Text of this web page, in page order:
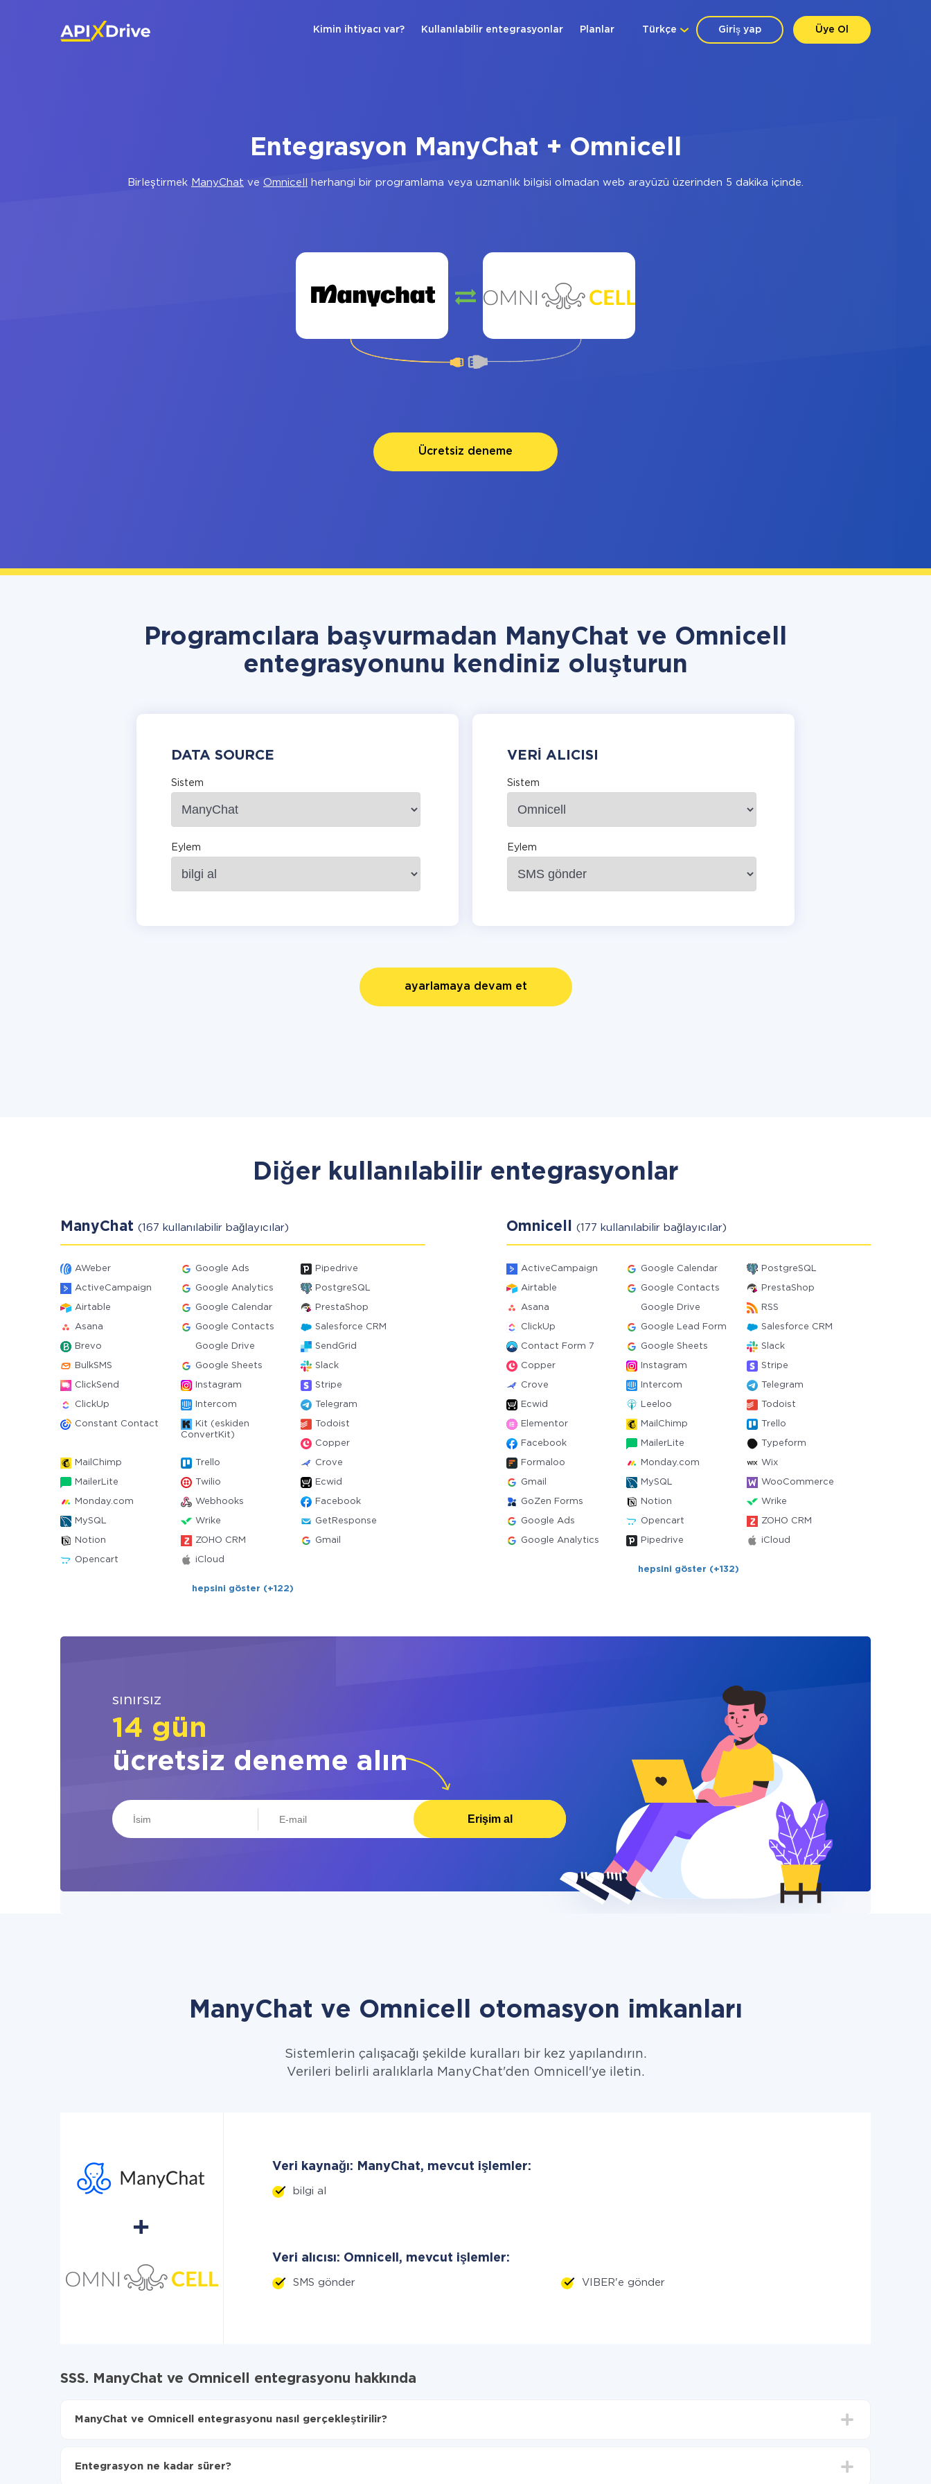
Giriş yap Üye Ol
Türkçe
Kimin ihtiyacı var? Kullanılabilir entegrasyonlar Planlar
Entegrasyon ManyChat + Omnicell
Birleştirmek ManyChat ve Omnicell herhangi bir programlama veya uzmanlık bilgisi olmadan web arayüzü üzerinden 5 dakika içinde.
Ücretsiz deneme
Programcılara başvurmadan ManyChat ve Omnicell
entegrasyonunu kendiniz oluşturun
DATA SOURCE
Sistem
Eylem
VERI ALICISI
Sistem
Eylem
ayarlamaya devam et
Diğer kullanılabilir entegrasyonlar
ManyChat (167 kullanılabilir bağlayıcılar)
AWeber Google Ads Pipedrive
ActiveCampaign Google Analytics PostgreSQL
Airtable Google Calendar PrestaShop
Asana Google Contacts Salesforce CRM
Brevo Google Drive SendGrid
BulkSMS Google Sheets Slack
ClickSend Instagram Stripe
ClickUp Intercom Telegram
Constant Contact
Kit (eskiden
ConvertKit)
Todoist
Copper
MailChimp Trello Crove
MailerLite Twilio Ecwid
Monday.com Webhooks Facebook
MySQL Wrike GetResponse
Notion ZOHO CRM Gmail
Opencart iCloud
hepsini göster (+122)
Omnicell (177 kullanılabilir bağlayıcılar)
ActiveCampaign Google Calendar PostgreSQL
Airtable Google Contacts PrestaShop
Asana Google Drive RSS
ClickUp Google Lead Form Salesforce CRM
Contact Form 7 Google Sheets Slack
Copper Instagram Stripe
Crove Intercom Telegram
Ecwid Leeloo Todoist
Elementor MailChimp Trello
Facebook MailerLite Typeform
Formaloo Monday.com Wix
Gmail MySQL WooCommerce
GoZen Forms Notion Wrike
Google Ads Opencart ZOHO CRM
Google Analytics Pipedrive iCloud
hepsini göster (+132)
sınırsız
14 gün
ücretsiz deneme alın
Erişim al
ManyChat ve Omnicell otomasyon imkanları
Sistemlerin çalışacağı şekilde kuralları bir kez yapılandırın.
Verileri belirli aralıklarla ManyChat'den Omnicell'ye iletin.
Veri kaynağı: ManyChat, mevcut işlemler:
bilgi al
Veri alıcısı: Omnicell, mevcut işlemler:
SMS gönder VIBER'e gönder
SSS. ManyChat ve Omnicell entegrasyonu hakkında
ManyChat ve Omnicell entegrasyonu nasıl gerçekleştirilir?
Otomatik güncellemeyi aç
Entegrasyon ne kadar sürer?